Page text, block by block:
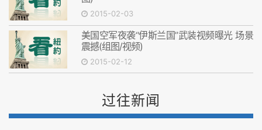
2015-02-03
美国空军夜袭“伊斯兰国”武装视频曝光 场景
震撼(组图/视频)
2015-02-12
过往新闻